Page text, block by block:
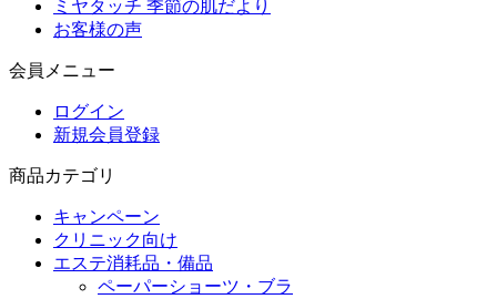
フェイシャル機器・美顔機器
脱毛機器・減毛機器
取り扱いブランド一覧
ミヤタッチ 季節の肌だより
お客様の声
会員メニュー
ログイン
新規会員登録
商品カテゴリ
キャンペーン
クリニック向け
エステ消耗品・備品
ペーパーショーツ・ブラ